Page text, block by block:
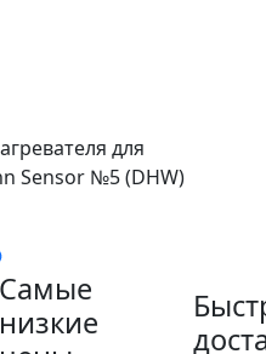
для
Sensor №5 (DHW)
Самые
низкие